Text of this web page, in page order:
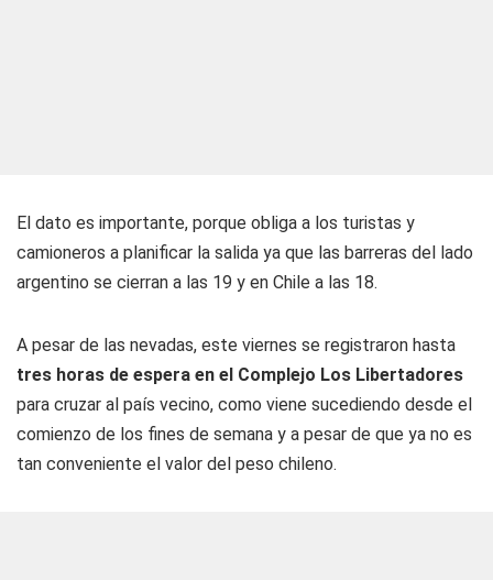
El dato es importante, porque obliga a los turistas y
camioneros a planificar la salida ya que las barreras del lado
argentino se cierran a las 19 y en Chile a las 18.
A pesar de las nevadas, este viernes se registraron hasta
tres horas de espera en el Complejo Los Libertadores
para cruzar al país vecino, como viene sucediendo desde el
comienzo de los fines de semana y a pesar de que ya no es
tan conveniente el valor del peso chileno.